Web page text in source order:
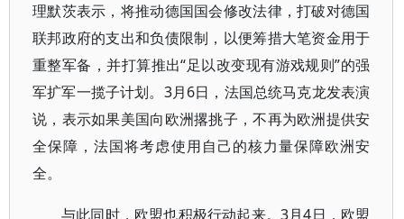
理默茨表示，将推动德国国会修改法律，打破对德国
联邦政府的支出和负债限制，以便筹措大笔资金用于
重整军备，并打算推出“足以改变现有游戏规则”的强
军扩军一揽子计划。3月6日，法国总统马克龙发表演
说，表示如果美国向欧洲撂挑子，不再为欧洲提供安
全保障，法国将考虑使用自己的核力量保障欧洲安
全。
与此同时，欧盟也积极行动起来。3月4日，欧盟